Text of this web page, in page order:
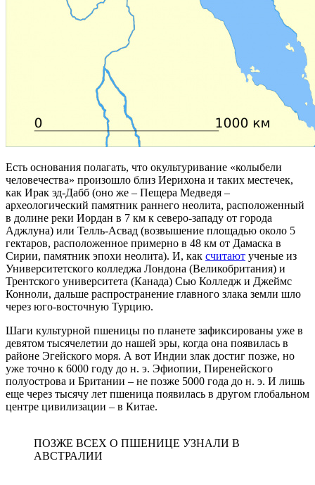
Есть основания полагать, что окультуривание «колыбели
человечества» произошло близ Иерихона и таких местечек,
как Ирак эд-Дабб (оно же – Пещера Медведя –
археологический памятник раннего неолита, расположенный
в долине реки Иордан в 7 км к северо-западу от города
Аджлуна) или Телль-Асвад (возвышение площадью около 5
гектаров, расположенное примерно в 48 км от Дамаска в
Сирии, памятник эпохи неолита). И, как считают ученые из
Университетского колледжа Лондона (Великобритания) и
Трентского университета (Канада) Сью Колледж и Джеймс
Конноли, дальше распространение главного злака земли шло
через юго-восточную Турцию.
Шаги культурной пшеницы по планете зафиксированы уже в
девятом тысячелетии до нашей эры, когда она появилась в
районе Эгейского моря. А вот Индии злак достиг позже, но
уже точно к 6000 году до н. э. Эфиопии, Пиренейского
полуострова и Британии – не позже 5000 года до н. э. И лишь
еще через тысячу лет пшеница появилась в другом глобальном
центре цивилизации – в Китае.
ПОЗЖЕ ВСЕХ О ПШЕНИЦЕ УЗНАЛИ В
АВСТРАЛИИ